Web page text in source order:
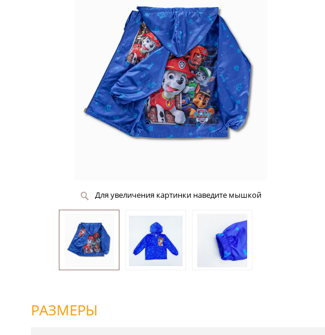
Для увеличения картинки наведите мышкой
РАЗМЕРЫ